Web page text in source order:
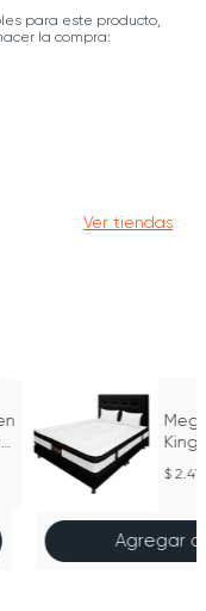
para este producto,
la compra:
Ver tiendas
King
Agregar